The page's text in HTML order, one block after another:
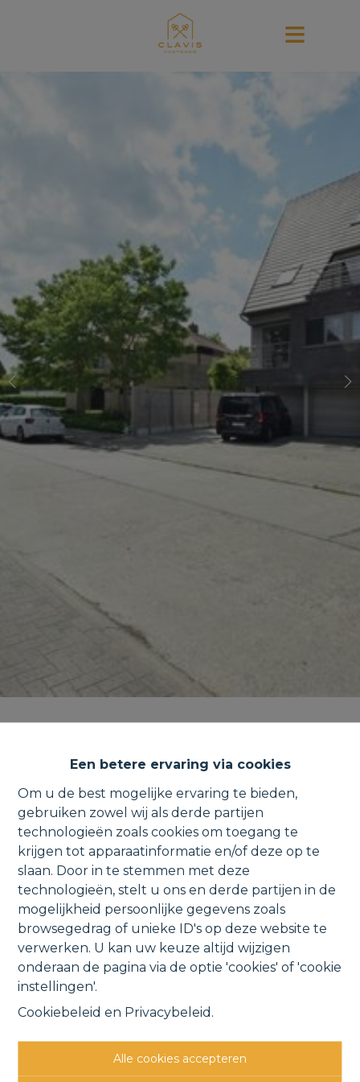
Een betere ervaring via cookies
Om u de best mogelijke ervaring te bieden,
gebruiken zowel wij als derde partijen
technologieën zoals cookies om toegang te
krijgen tot apparaatinformatie en/of deze op te
slaan. Door in te stemmen met deze
technologieën, stelt u ons en derde partijen in de
mogelijkheid persoonlijke gegevens zoals
browsegedrag of unieke ID's op deze website te
verwerken. U kan uw keuze altijd wijzigen
onderaan de pagina via de optie 'cookies' of 'cookie
instellingen'.
Cookiebeleid en Privacybeleid .
Alle cookies accepteren
Recent appartement met
zonneterras en garage nabij
centrum.
Zetselstraat 19 2, 1880 Kapelle-op-den-Bos
VERHUURD
Vorige